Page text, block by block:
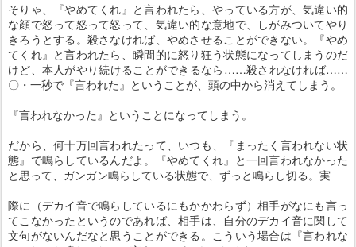
そりゃ、『やめてくれ』と言われたら、やっている方が、気違い的
な顔で怒って怒って怒って、気違い的な意地で、しがみついてやり
きろうとする。殺さなければ、やめさせることができない。『やめ
てくれ』と言われたら、瞬間的に怒り狂う状態になってしまうのだ
けど、本人がやり続けることができるなら……殺されなければ……
〇・一秒で『言われた』ということが、頭の中から消えてしまう。
『言われなかった』ということになってしまう。
だから、何十万回言われたって、いつも、『まったく言われない状
態』で鳴らしているんだよ。『やめてくれ』と一回言われなかった
と思って、ガンガン鳴らしている状態で、ずっと鳴らし切る。実
際に（デカイ音で鳴らしているにもかかわらず）相手がなにも言っ
てこなかったというのであれば、相手は、自分のデカイ音に関して
文句がないんだなと思うことができる。こういう場合は『言われな